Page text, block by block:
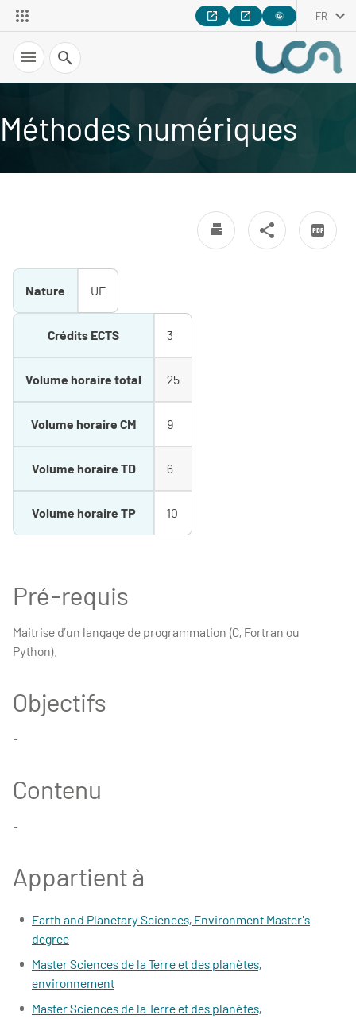
FR
Recherche
Méthodes numériques
Nature UE
Crédits ECTS 3
Volume horaire total 25
Volume horaire CM 9
Volume horaire TD 6
Volume horaire TP 10
Pré-requis
Maitrise d’un langage de programmation (C, Fortran ou
Python).
Objectifs
-
Contenu
-
Appartient à
Earth and Planetary Sciences, Environment Master's
degree
Master Sciences de la Terre et des planètes,
environnement
Master Sciences de la Terre et des planètes,